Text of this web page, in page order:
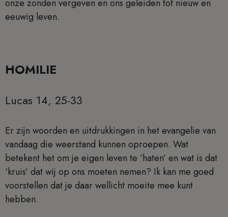
onze zonden vergeven en ons geleiden tot nieuw en
eeuwig leven.
HOMILIE
Lucas 14, 25-33
Er zijn woorden en uitdrukkingen in het evangelie van
vandaag die weerstand kunnen oproepen. Wat
betekent het om je eigen leven te ‘haten’ en wat is dat
‘kruis’ dat wij op ons moeten nemen? Ik kan me goed
voorstellen dat je daar wellicht moeite mee kunt
hebben.